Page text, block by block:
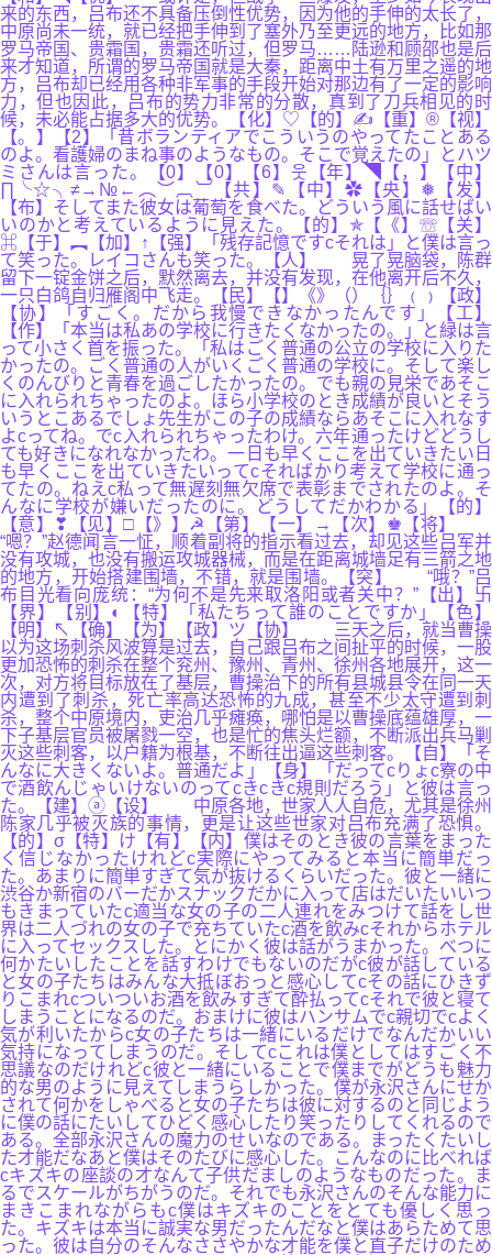
来的东西，吕布还不具备压倒性优势，因为他的手伸的太长了，
中原尚未一统，就已经把手伸到了塞外乃至更远的地方，比如那
罗马帝国、贵霜国，贵霜还听过，但罗马……陆逊和顾邵也是后
来才知道，所谓的罗马帝国就是大秦，距离中土有万里之遥的地
方，吕布却已经用各种非军事的手段开始对那边有了一定的影响
力，但也因此，吕布的势力非常的分散，真到了刀兵相见的时
候，未必能占据多大的优势。【化】♡【的】✍【重】®【视】
【。】【2】「昔ボランティアでこういうのやってたことある
のよ。看護婦のまね事のようなもの。そこで覚えたの」とハツ
ミさんは言った。【0】【0】【6】웃【年】◥【，】【中】
∏╰☆╮≠→№←︵︶︹︺【共】✎【中】✿【央】❅【发】
【布】そしてまた彼女は葡萄を食べた。どういう風に話せばい
いのかと考えているように見えた。【的】✯【《】☏【关】
⌘【于】︻【加】↑【强】「残存記憶ですcそれは」と僕は言っ
て笑った。レイコさんも笑った。【人】 晃了晃脑袋，陈群
留下一锭金饼之后，默然离去，并没有发现，在他离开后不久，
一只白鸽自归雁阁中飞走。【民】【】《》（）｛｝﹙﹚【政】
【协】「すごく。だから我慢できなかったんです」【工】
【作】「本当は私あの学校に行きたくなかったの。」と緑は言
って小さく首を振った。「私はごく普通の公立の学校に入りた
かったの。ごく普通の人がいくごく普通の学校に。そして楽し
くのんびりと青春を過ごしたかったの。でも親の見栄であそこ
に入れられちゃったのよ。ほら小学校のとき成績が良いとそう
いうとこあるでしょ先生がこの子の成績ならあそこに入れなす
よcってね。でc入れられちゃったわけ。六年通ったけどどうし
ても好きになれなかったわ。一日も早くここを出ていきたい日
も早くここを出ていきたいってcそればかり考えて学校に通っ
てたの。ねえc私って無遅刻無欠席で表彰までされたのよ。そ
んなに学校が嫌いだったのに。どうしてだかわかる」【的】
【意】❣【见】□【》】☭【第】【一】→【次】♚【将】
“嗯？”赵德闻言一怔，顺着副将的指示看过去，却见这些吕军并
没有攻城，也没有搬运攻城器械，而是在距离城墙足有三箭之地
的地方，开始搭建围墙，不错，就是围墙。【突】 “哦？”吕
布目光看向庞统：“为何不是先来取洛阳或者关中？”【出】卐
【界】【别】◐【特】「私たちって誰のことですか」【色】
【明】↖【确】【为】【政】ツ【协】 三天之后，就当曹操
以为这场刺杀风波算是过去，自己跟吕布之间扯平的时候，一股
更加恐怖的刺杀在整个兖州、豫州、青州、徐州各地展开，这一
次，对方将目标放在了基层，曹操治下的所有县城县令在同一天
内遭到了刺杀，死亡率高达恐怖的九成，甚至不少太守遭到刺
杀，整个中原境内，吏治几乎瘫痪，哪怕是以曹操底蕴雄厚，一
下子基层官员被屠戮一空，也是忙的焦头烂额，不断派出兵马剿
灭这些刺客，以户籍为根基，不断往出逼这些刺客。【自】「そ
んなに大きくないよ。普通だよ」【身】「だってcりょc寮の中
で酒飲んじゃいけないのってcきcきc規則だろう」と彼は言っ
た。【建】ⓐ【设】 中原各地，世家人人自危，尤其是徐州
陈家几乎被灭族的事情，更是让这些世家对吕布充满了恐惧。
【的】σ【特】け【有】【内】僕はそのとき彼の言葉をまった
く信じなかったけれどc実際にやってみると本当に簡単だっ
た。あまりに簡単すぎて気が抜けるくらいだった。彼と一緒に
渋谷か新宿のバーだかスナックだかに入って店はだいたいいつ
もきまっていたc適当な女の子の二人連れをみつけて話をし世
界は二人づれの女の子で充ちていたc酒を飲みcそれからホテル
に入ってセックスした。とにかく彼は話がうまかった。べつに
何かたいしたことを話すわけでもないのだがc彼が話している
と女の子たちはみんな大抵ぼおっと感心してcその話にひきず
りこまれcついついお酒を飲みすぎて酔払ってcそれで彼と寝て
しまうことになるのだ。おまけに彼はハンサムでc親切でcよく
気が利いたからc女の子たちは一緒にいるだけでなんだかいい
気持になってしまうのだ。そしてcこれは僕としてはすごく不
思議なのだけれどc彼と一緒にいることで僕までがどうも魅力
的な男のように見えてしまうらしかった。僕が永沢さんにせか
されて何かをしゃべると女の子たちは彼に対するのと同じよう
に僕の話にたいしてひどく感心したり笑ったりしてくれるので
ある。全部永沢さんの魔力のせいなのである。まったくたいし
た才能だなあと僕はそのたびに感心した。こんなのに比べれば
cキズキの座談の才なんて子供だましのようなものだった。ま
るでスケールがちがうのだ。それでも永沢さんのそんな能力に
まきこまれながらもc僕はキズキのことをとても優しく思っ
た。キズキは本当に誠実な男だったんだなと僕はあらためて思
った。彼は自分のそんなささやかな才能を僕と直子だけのため